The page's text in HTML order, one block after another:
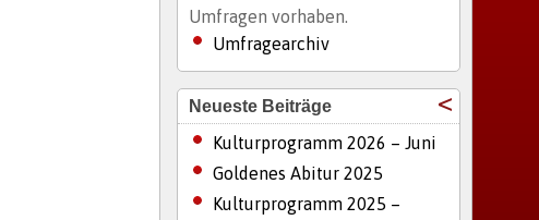
Umfragen vorhaben.
Umfragearchiv
Neueste Beiträge
Kulturprogramm 2026 – Juni
Goldenes Abitur 2025
Kulturprogramm 2025 –